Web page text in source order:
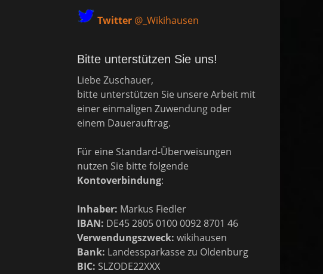
Twitter @_Wikihausen
Bitte unterstützen Sie uns!
Liebe Zuschauer,
bitte unterstützen Sie unsere Arbeit mit
einer einmaligen Zuwendung oder
einem Dauerauftrag.
Für eine Standard-Überweisungen
nutzen Sie bitte folgende
Kontoverbindung:
Inhaber: Markus Fiedler
IBAN: DE45 2805 0100 0092 8701 46
Verwendungszweck: wikihausen
Bank: Landessparkasse zu Oldenburg
BIC: SLZODE22XXX